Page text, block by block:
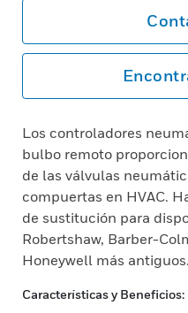
Los controladores
bulbo remoto
de las válvulas
compuertas en HVAC.
de sustitución para
Robertshaw, Barber-
Honeywell más antiguos.
Características y Beneficios: